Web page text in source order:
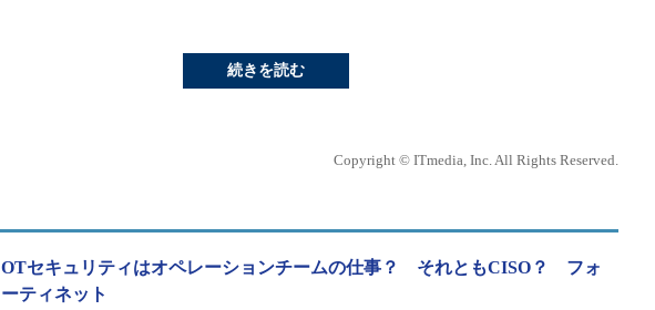
続きを読む
Copyright © ITmedia, Inc. All Rights Reserved.
OTセキュリティはオペレーションチームの仕事？ それともCISO？ フォ
ーティネット